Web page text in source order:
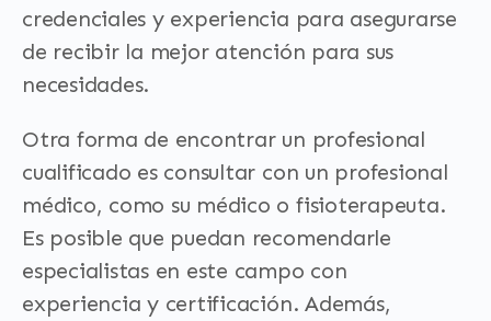
credenciales y experiencia para asegurarse
de recibir la mejor atención para sus
necesidades.
Otra forma de encontrar un profesional
cualificado es consultar con un profesional
médico, como su médico o fisioterapeuta.
Es posible que puedan recomendarle
especialistas en este campo con
experiencia y certificación. Además,